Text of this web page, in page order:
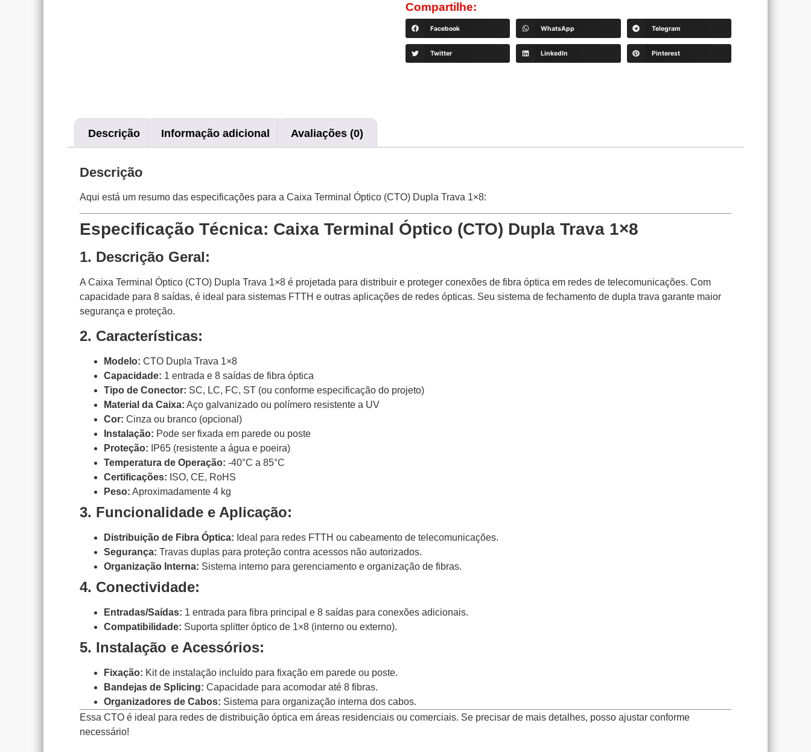
Compartilhe:
Facebook WhatsApp Telegram
Twitter LinkedIn Pinterest
Descrição Informação adicional Avaliações (0)
Descrição
Aqui está um resumo das especificações para a Caixa Terminal Óptico (CTO) Dupla Trava 1×8:
Especificação Técnica: Caixa Terminal Óptico (CTO) Dupla Trava 1×8
1. Descrição Geral:
A Caixa Terminal Óptico (CTO) Dupla Trava 1×8 é projetada para distribuir e proteger conexões de fibra óptica em redes de telecomunicações. Com
capacidade para 8 saídas, é ideal para sistemas FTTH e outras aplicações de redes ópticas. Seu sistema de fechamento de dupla trava garante maior
segurança e proteção.
2. Características:
Modelo: CTO Dupla Trava 1×8
Capacidade: 1 entrada e 8 saídas de fibra óptica
Tipo de Conector: SC, LC, FC, ST (ou conforme especificação do projeto)
Material da Caixa: Aço galvanizado ou polímero resistente a UV
Cor: Cinza ou branco (opcional)
Instalação: Pode ser fixada em parede ou poste
Proteção: IP65 (resistente a água e poeira)
Temperatura de Operação: -40°C a 85°C
Certificações: ISO, CE, RoHS
Peso: Aproximadamente 4 kg
3. Funcionalidade e Aplicação:
Distribuição de Fibra Óptica: Ideal para redes FTTH ou cabeamento de telecomunicações.
Segurança: Travas duplas para proteção contra acessos não autorizados.
Organização Interna: Sistema interno para gerenciamento e organização de fibras.
4. Conectividade:
Entradas/Saídas: 1 entrada para fibra principal e 8 saídas para conexões adicionais.
Compatibilidade: Suporta splitter óptico de 1×8 (interno ou externo).
5. Instalação e Acessórios:
Fixação: Kit de instalação incluído para fixação em parede ou poste.
Bandejas de Splicing: Capacidade para acomodar até 8 fibras.
Organizadores de Cabos: Sistema para organização interna dos cabos.
Essa CTO é ideal para redes de distribuição óptica em áreas residenciais ou comerciais. Se precisar de mais detalhes, posso ajustar conforme
necessário!